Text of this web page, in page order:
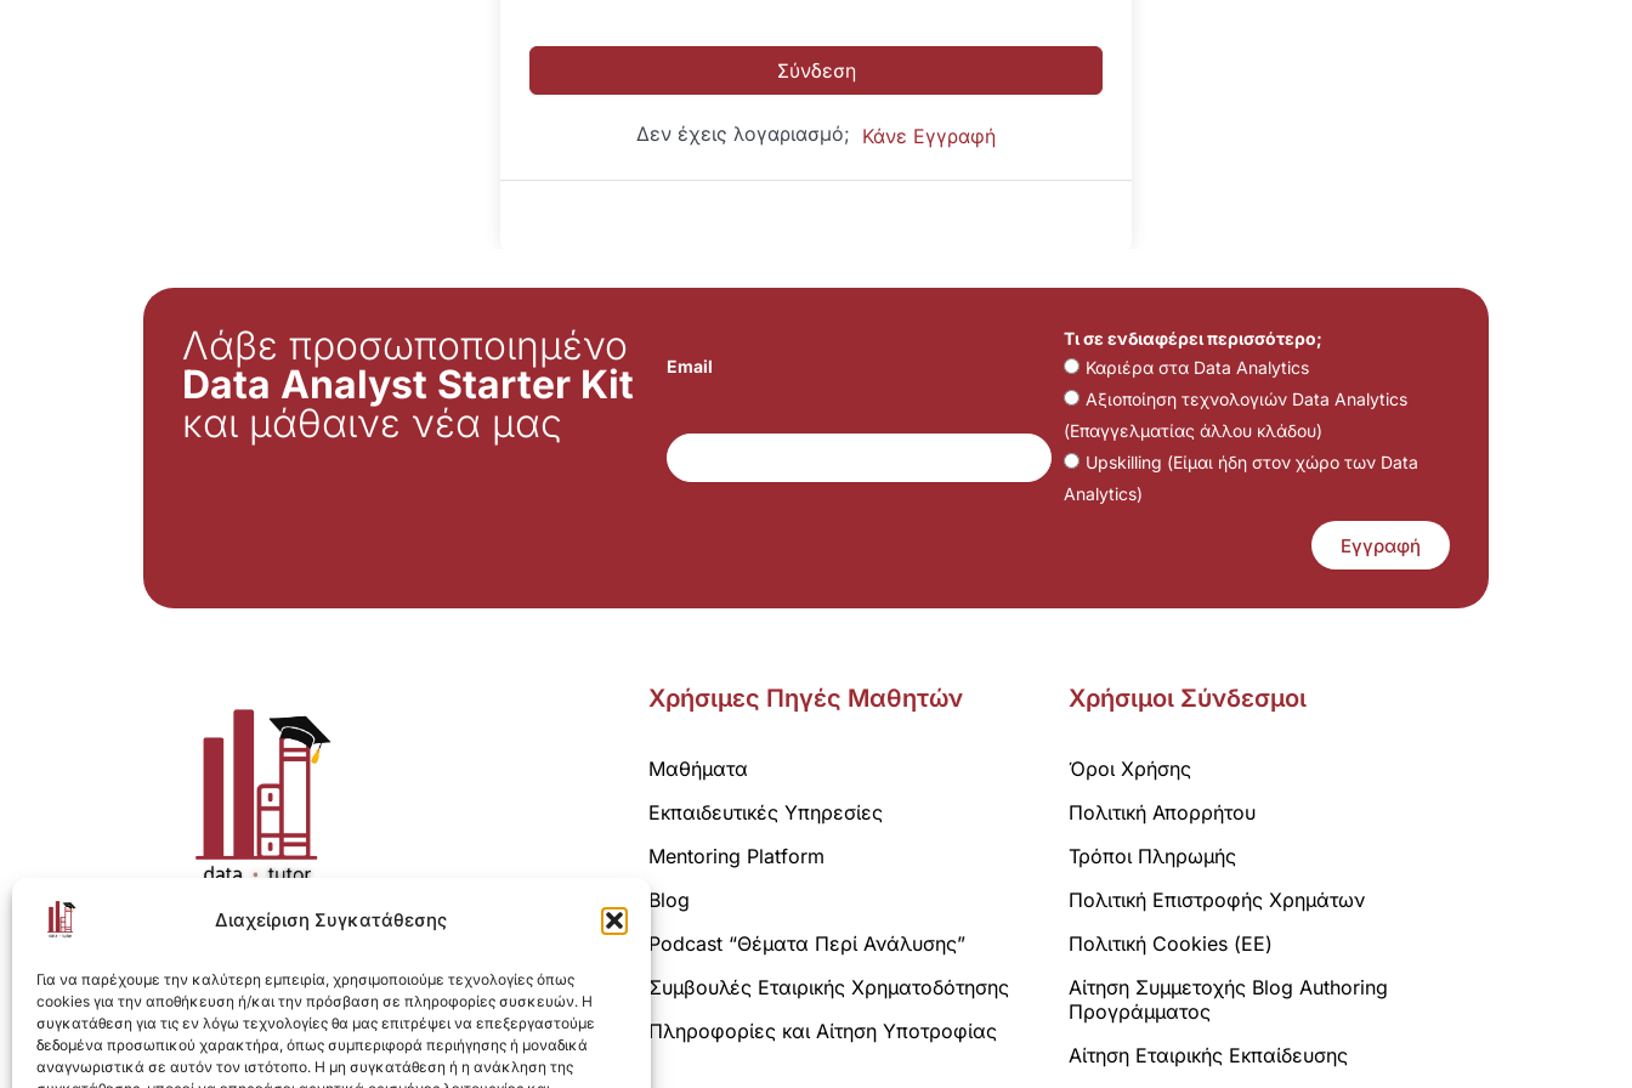
Διαχείριση Συγκατάθεσης
Για να παρέχουμε την καλύτερη εμπειρία, χρησιμοποιούμε τεχνολογίες όπως
cookies για την αποθήκευση ή/και την πρόσβαση σε πληροφορίες συσκευών. Η
συγκατάθεση για τις εν λόγω τεχνολογίες θα μας επιτρέψει να επεξεργαστούμε
δεδομένα προσωπικού χαρακτήρα, όπως συμπεριφορά περιήγησης ή μοναδικά
αναγνωριστικά σε αυτόν τον ιστότοπο. Η μη συγκατάθεση ή η ανάκληση της
Σύνδεση
Δεν έχεις λογαριασμό; Κάνε Εγγραφή
Λάβε προσωποποιημένο
Data Analyst Starter Kit
και μάθαινε νέα μας
Email
Τι σε ενδιαφέρει περισσότερο;
Καριέρα στα Data Analytics
Αξιοποίηση τεχνολογιών Data Analytics
(Επαγγελματίας άλλου κλάδου)
Upskilling (Είμαι ήδη στον χώρο των Data
Analytics)
Εγγραφή
Η ολοκληρωμένη e-learning λύση για Data Analytics.
Χρήσιμες Πηγές Μαθητών
Μαθήματα
Εκπαιδευτικές Υπηρεσίες
Mentoring Platform
Blog
Podcast “Θέματα Περί Ανάλυσης”
Συμβουλές Εταιρικής Χρηματοδότησης
Πληροφορίες και Αίτηση Υποτροφίας
Χρήσιμοι Σύνδεσμοι
Όροι Χρήσης
Πολιτική Απορρήτου
Τρόποι Πληρωμής
Πολιτική Επιστροφής Χρημάτων
Πολιτική Cookies (ΕΕ)
Αίτηση Συμμετοχής Blog Authoring
Προγράμματος
Αίτηση Εταιρικής Εκπαίδευσης